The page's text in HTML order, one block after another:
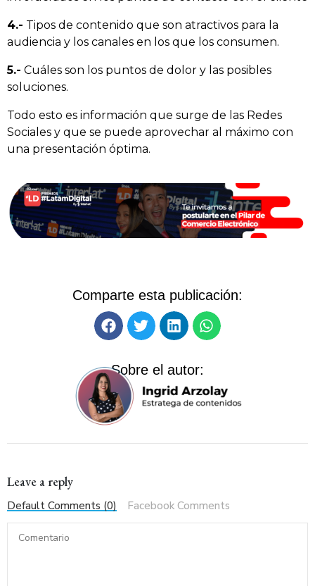
4.- Tipos de contenido que son atractivos para la
audiencia y los canales en los que los consumen.
5.- Cuáles son los puntos de dolor y las posibles
soluciones.
Todo esto es información que surge de las Redes
Sociales y que se puede aprovechar al máximo con
una presentación óptima.
Comparte esta publicación:
Sobre el autor:
Leave a reply
Default Comments (0) Facebook Comments